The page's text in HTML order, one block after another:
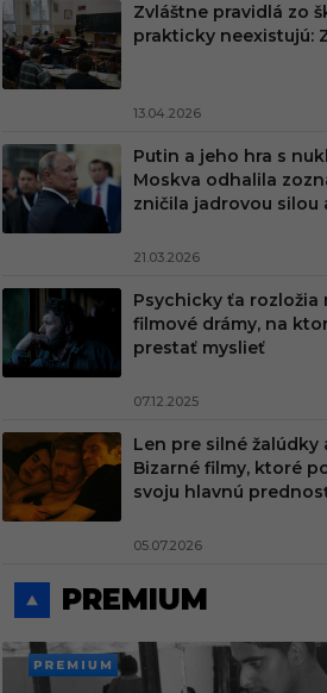
Zvláštne pravidlá zo
prakticky neexistujú:
13.04.2026
Putin a jeho hra s
Moskva odhalila
zničila jadrovou silou
21.03.2026
Psychicky ťa rozložia
filmové drámy, na
prestať myslieť
07.12.2025
Len pre silné žalúdky
Bizarné filmy, ktoré
svoju hlavnú
05.07.2026
PREMIUM
PREMI